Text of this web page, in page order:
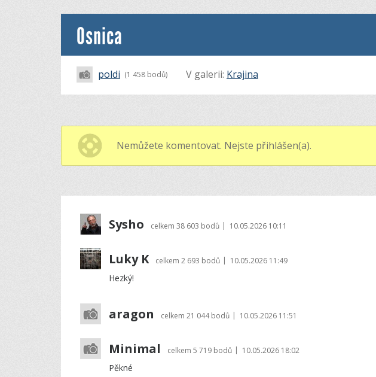
Osnica
poldi (1 458 bodů) V galerii: Krajina
Nemůžete komentovat. Nejste přihlášen(a).
Sysho celkem 38 603 bodů | 10.05.2026 10:11
Luky K celkem 2 693 bodů | 10.05.2026 11:49
Hezký!
aragon celkem 21 044 bodů | 10.05.2026 11:51
Minimal celkem 5 719 bodů | 10.05.2026 18:02
Pěkné